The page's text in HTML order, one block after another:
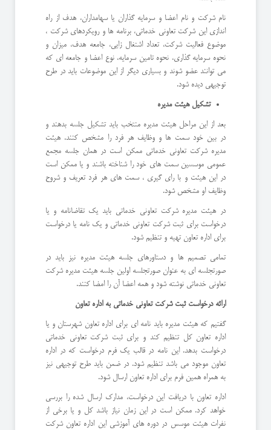
نام شرکت و نام اعضا و سرمایه گذاران یا سهامداران، هدف از راه
اندازی این شرکت تعاونی خدماتی، برنامه ها و رویکردهای شرکت ،
موضوع فعالیت شرکت، تعداد اشتغال زایی، جامعه هدف، میزان و
نحوه سرمایه گذاری، نحوه تامین سرمایه، نوع اعضا و جامعه ای که
می توانند عضو شوند و بسیاری دیگر از این موضوعات باید در طرح
توجیهی دیده شود.
تشکیل هیئت مدیره
بعد از این مراحل هیئت مدیره منتخب باید تشکیل جلسه بدهند و
در بین خود سمت ها و وظایف هر فرد را مشخص کنند. هیئت
مدیره شرکت تعاونی خدماتی ممکن است در همان جلسه مجمع
عمومی موسسین سمت های خود را شناخته باشند و یا ممکن است
در این هیئت و با رای گیری ، سمت های هر فرد تعریف و شروح
وظایف او مشخص شود.
در هیئت مدیره شرکت تعاونی خدماتی باید یک تقاضانامه و یا
درخواست برای ثبت شرکت تعاونی خدماتی و یک نامه یا درخواست
برای اداره تعاون تهیه و تنظیم شود.
تمامی تصمیم ها و دستاورهای جلسه هیئت مدیره نیز باید در
صورتجلسه ای به عنوان صورتجلسه اولین جلسه هیئت مدیره شرکت
تعاونی خدماتی نوشته شود و همه اعضا آن را امضا کنند.
ارائه درخواست ثبت شرکت تعاونی خدماتی به اداره تعاون
گفتیم که هیئت مدیره باید نامه ای برای اداره تعاون شهرستان و یا
اداره تعاون کل تنظیم کند و برای ثبت شرکت تعاونی خدماتی
درخواست بدهد. این نامه در قالب یک فرم درخواست که در اداره
تعاون موجود می باشد تنظیم شود. در ضمن باید طرح توجیهی نیز
به همراه همین فرم برای اداره تعاون ارسال شود.
اداره تعاون با دریافت این درخواست، مدارک ارسال شده را بررسی
خواهد کرد. ممکن است در این زمان نیاز باشد کل و یا برخی از
نفرات هیئت موسس در دوره های آموزشی این اداره تعاون شرکت